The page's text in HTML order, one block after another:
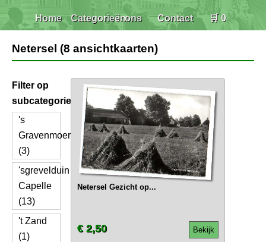
Home Categorieënons Contact 🛒 0
Netersel (8 ansichtkaarten)
Filter op
subcategorie
's
Gravenmoer
(3)
'sgrevelduin
Capelle
(13)
't Zand
(1)
Netersel Gezicht op...
Bekijk
€ 2,50